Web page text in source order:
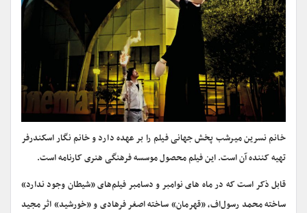
خانم نسرین میرشب پخش جهانی فیلم را بر عهده دارد و خانم نگار اسکندرفر
تهیه کننده آن است. این فیلم محصول موسسه فرهنگی هنری کارنامه است.
قابل ذکر است که در ماه های نوامبر ‌و دسامبر فیلم‌های «شیطان وجود ندارد»
ساخته محمد رسول‌اف، «قهرمان» ساخته اصغر فرهادی و «خورشید» اثر مجید